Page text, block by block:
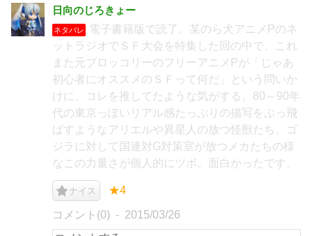
日向のじろきょー
ネタバレ
電子書籍版で読了。某のら犬アニメPのネ
ットラジオでＳＦ大会を特集した回の中で、これ
また元ブロッコリーのフリーアニメPが「じゃあ
初心者にオススメのＳＦって何だ」という問いか
けに、コレを推してたような気がする。80～90年
代の東京っぽいリアル感たっぷりの描写をぶっ飛
ばすようなアリエルや異星人の放つ怪獣たち。ゴ
ジラに対して国連対G対策室が放つメカたちの様
なこの力量さが個人的にツボ。面白かったです。
ナイス ★4
コメント(0) 2015/03/26